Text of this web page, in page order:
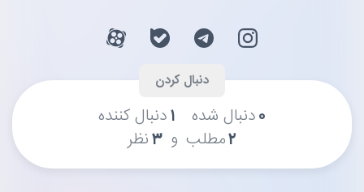
۰دنبال شده ۱دنبال کننده
۲مطلب و ۳نظر